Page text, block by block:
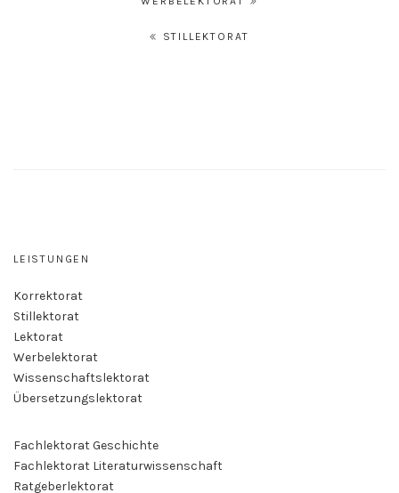
STILLEKTORAT
LEISTUNGEN
Korrektorat
Stillektorat
Lektorat
Werbelektorat
Wissenschaftslektorat
Übersetzungslektorat
Fachlektorat Geschichte
Fachlektorat Literaturwissenschaft
Ratgeberlektorat